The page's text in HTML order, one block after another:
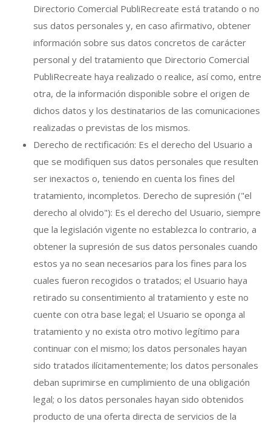
Directorio Comercial PubliRecreate está tratando o no
sus datos personales y, en caso afirmativo, obtener
información sobre sus datos concretos de carácter
personal y del tratamiento que Directorio Comercial
PubliRecreate haya realizado o realice, así como, entre
otra, de la información disponible sobre el origen de
dichos datos y los destinatarios de las comunicaciones
realizadas o previstas de los mismos.
Derecho de rectificación: Es el derecho del Usuario a
que se modifiquen sus datos personales que resulten
ser inexactos o, teniendo en cuenta los fines del
tratamiento, incompletos. Derecho de supresión ("el
derecho al olvido"): Es el derecho del Usuario, siempre
que la legislación vigente no establezca lo contrario, a
obtener la supresión de sus datos personales cuando
estos ya no sean necesarios para los fines para los
cuales fueron recogidos o tratados; el Usuario haya
retirado su consentimiento al tratamiento y este no
cuente con otra base legal; el Usuario se oponga al
tratamiento y no exista otro motivo legítimo para
continuar con el mismo; los datos personales hayan
sido tratados ilícitamentemente; los datos personales
deban suprimirse en cumplimiento de una obligación
legal; o los datos personales hayan sido obtenidos
producto de una oferta directa de servicios de la